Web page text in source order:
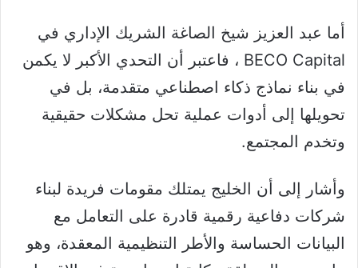
أما عبد العزيز شيخ الصاغة الشريك الإداري في
BECO Capital ، فاعتبر أن التحدي الأكبر لا يكمن
في بناء نماذج ذكاء اصطناعي متقدمة، بل في
تحويلها إلى أدوات عملية تحل مشكلات حقيقية
وتخدم المجتمع.
وأشار إلى أن الخليج يمتلك مقومات فريدة لبناء
شركات دفاعية رقمية قادرة على التعامل مع
البيانات الحساسة والأطر التنظيمية المعقدة، وهو